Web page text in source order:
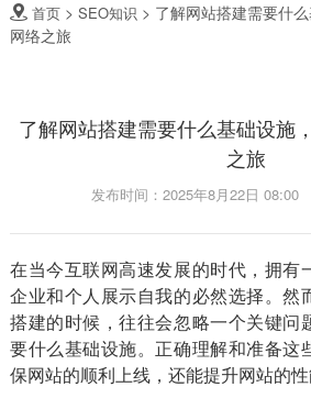
 首页> SEO知识 > 了解网站搭建需要什
网络之旅
了解网站搭建需要什么基础设施
之旅
发布时间：2025年8月22日 08:00
在当今互联网高速发展的时代，拥有
企业和个人展示自我的必然选择。然
搭建的时候，往往会忽略一个关键问
要什么基础设施。正确理解和准备这
保网站的顺利上线，还能提升网站的性